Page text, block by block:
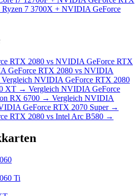
7 3700X + NVIDIA GeForce
RTX 2080 vs NVIDIA GeForce RTX
GeForce RTX 2080 vs NVIDIA
Vergleich NVIDIA GeForce RTX 2080
XT → Vergleich NVIDIA GeForce
RX 6700 → Vergleich NVIDIA
GeForce RTX 2070 Super →
RTX 2080 vs Intel Arc B580 →
Ti